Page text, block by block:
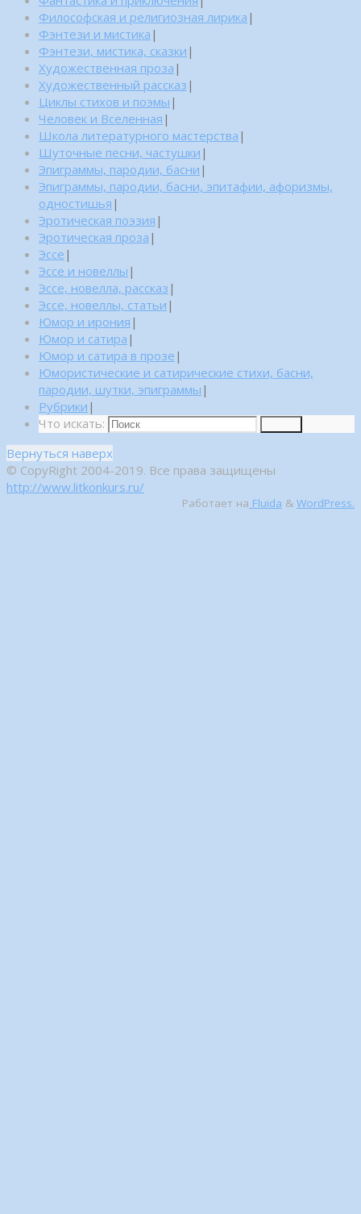
Философская и религиозная лирика |
Фэнтези и мистика |
Фэнтези, мистика, сказки |
Художественная проза |
Художественный рассказ |
Циклы стихов и поэмы |
Человек и Вселенная |
Школа литературного мастерства |
Шуточные песни, частушки |
Эпиграммы, пародии, басни |
Эпиграммы, пародии, басни, эпитафии, афоризмы,
одностишья |
Эротическая поэзия |
Эротическая проза |
Эссе |
Эссе и новеллы |
Эссе, новелла, рассказ |
Эссе, новеллы, статьи |
Юмор и ирония |
Юмор и сатира |
Юмор и сатира в прозе |
Юмористические и сатирические стихи, басни,
пародии, шутки, эпиграммы |
Рубрики |
Что искать:
Вернуться наверх
© CopyRight 2004-2019. Все права защищены
http://www.litkonkurs.ru/
Работает на Fluida & WordPress.